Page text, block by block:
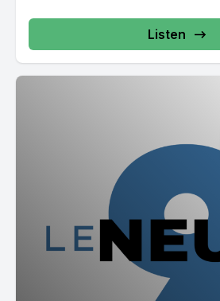
Listen